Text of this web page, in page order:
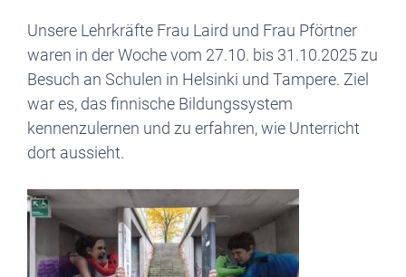
Unsere Lehrkräfte Frau Laird und Frau Pförtner
waren in der Woche vom 27.10. bis 31.10.2025 zu
Besuch an Schulen in Helsinki und Tampere. Ziel
war es, das finnische Bildungssystem
kennenzulernen und zu erfahren, wie Unterricht
dort aussieht.